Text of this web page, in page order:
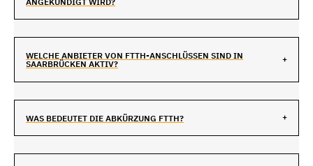
WELCHE ANBIETER VON FTTH-ANSCHLÜSSEN SIND IN
SAARBRÜCKEN AKTIV?
WAS BEDEUTET DIE ABKÜRZUNG FTTH?